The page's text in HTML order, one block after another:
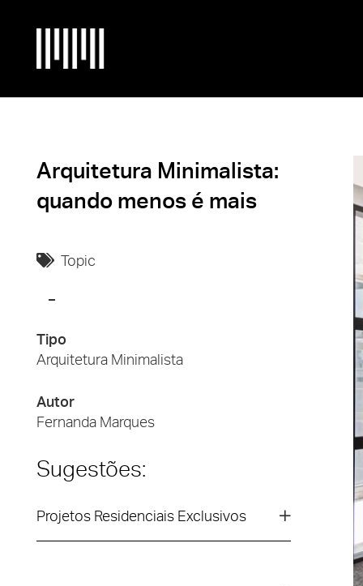
Arquitetura Minimalista:
quando menos é mais
Topic
Tipo
Arquitetura Minimalista
Autor
Fernanda Marques
Sugestões:
Projetos Residenciais Exclusivos